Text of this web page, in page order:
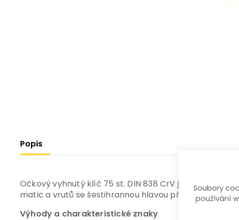
Popis
Očkový vyhnutý klíč 75 st. DIN 838 CrV je vyroben z
matic a vrutů se šestihrannou hlavou příslušného
Výhody a charakteristické znaky
Soubory
používání